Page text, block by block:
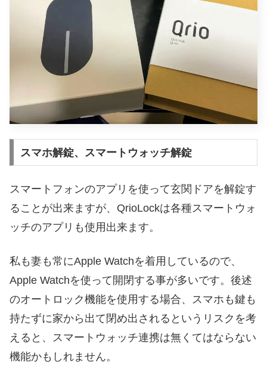
スマホ解錠、スマートウォッチ解錠
スマートフォンのアプリを使って玄関ドアを解錠す
ることが出来ますが、QrioLockは各種スマートウォ
ッチのアプリも使用出来ます。
私も妻も常にApple Watchを着用しているので、
Apple Watchを使って開閉する事が多いです。後述
のオートロック機能を使用する場合、スマホも鍵も
持たずに家から出て閉め出されるというリスクを考
えると、スマートウォッチ連携は無くてはならない
機能かもしれません。